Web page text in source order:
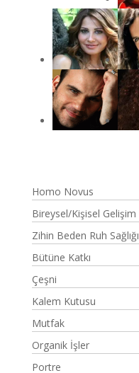
Homo Novus
Bireysel/Kişisel Gelişim
Zihin Beden Ruh Sağlığı
Bütüne Katkı
Çeşni
Kalem Kutusu
Mutfak
Organik İşler
Portre